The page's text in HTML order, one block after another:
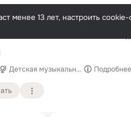
менее 13 лет, настроить
Детская музыкальная школа им.
Подробнее